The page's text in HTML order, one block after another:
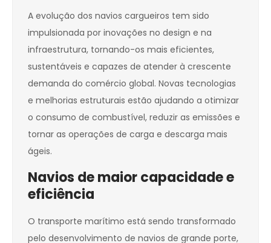
A evolução dos navios cargueiros tem sido
impulsionada por inovações no design e na
infraestrutura, tornando-os mais eficientes,
sustentáveis e capazes de atender à crescente
demanda do comércio global. Novas tecnologias
e melhorias estruturais estão ajudando a otimizar
o consumo de combustível, reduzir as emissões e
tornar as operações de carga e descarga mais
ágeis.
Navios de maior capacidade e
eficiência
O transporte marítimo está sendo transformado
pelo desenvolvimento de navios de grande porte,